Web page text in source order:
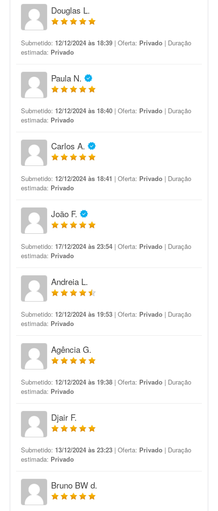
Douglas L.
Submetido: 12/12/2024 às 18:39 | Oferta: Privado | Duração
estimada: Privado
Paula N.
Submetido: 12/12/2024 às 18:40 | Oferta: Privado | Duração
estimada: Privado
Carlos A.
Submetido: 12/12/2024 às 18:41 | Oferta: Privado | Duração
estimada: Privado
João F.
Submetido: 17/12/2024 às 23:54 | Oferta: Privado | Duração
estimada: Privado
Andreia L.
Submetido: 12/12/2024 às 19:53 | Oferta: Privado | Duração
estimada: Privado
Agência G.
Submetido: 12/12/2024 às 19:38 | Oferta: Privado | Duração
estimada: Privado
Djair F.
Submetido: 13/12/2024 às 23:23 | Oferta: Privado | Duração
estimada: Privado
Bruno BW d.